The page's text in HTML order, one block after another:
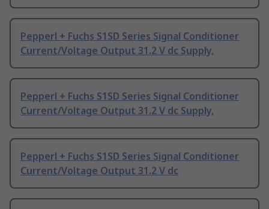
Pepperl + Fuchs S1SD Series Signal Conditioner
Current/Voltage Output 31.2 V dc Supply,
Pepperl + Fuchs S1SD Series Signal Conditioner
Current/Voltage Output 31.2 V dc Supply,
Pepperl + Fuchs S1SD Series Signal Conditioner
Current/Voltage Output 31.2 V dc